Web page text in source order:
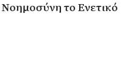
το Ενετικό